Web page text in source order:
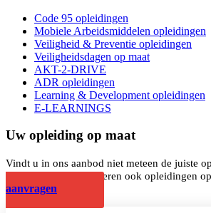
Code 95 opleidingen
Mobiele Arbeidsmiddelen opleidingen
Veiligheid & Preventie opleidingen
Veiligheidsdagen op maat
AKT-2-DRIVE
ADR opleidingen
Learning & Development opleidingen
E-LEARNINGS
Uw opleiding op maat
Vindt u in ons aanbod niet meteen de juiste
probleem, wij organiseren ook opleidingen
aanvragen